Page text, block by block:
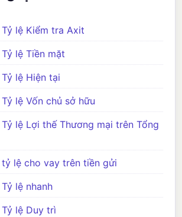
lệ Kiểm tra Axit
lệ Tiền mặt
lệ Hiện tại
lệ Vốn chủ sở hữu
lệ Lợi thế Thương mại trên Tổng
lệ cho vay trên tiền gửi
lệ nhanh
lệ Duy trì